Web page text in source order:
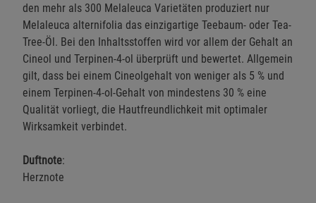
den mehr als 300 Melaleuca Varietäten produziert nur
Melaleuca alternifolia das einzigartige Teebaum- oder Tea-
Tree-Öl. Bei den Inhaltsstoffen wird vor allem der Gehalt an
Cineol und Terpinen-4-ol überprüft und bewertet. Allgemein
gilt, dass bei einem Cineolgehalt von weniger als 5 % und
einem Terpinen-4-ol-Gehalt von mindestens 30 % eine
Qualität vorliegt, die Hautfreundlichkeit mit optimaler
Wirksamkeit verbindet.
Duftnote:
Herznote